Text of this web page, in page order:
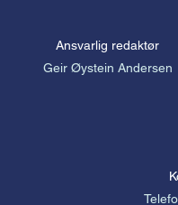
Ansvarlig redaktør
Geir Øystein Andersen